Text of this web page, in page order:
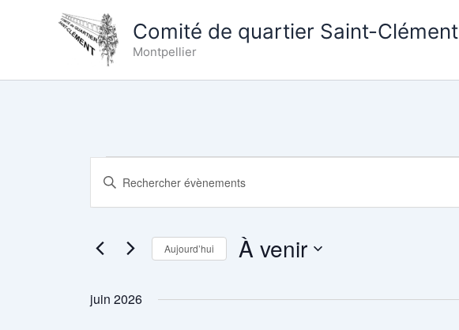
Comité de quartier Saint-Clément
Montpellier
navigation
vues
Saisir
mot-
clé.
Évènements
par
Aujourd’hui À venir
date.
juin 2026